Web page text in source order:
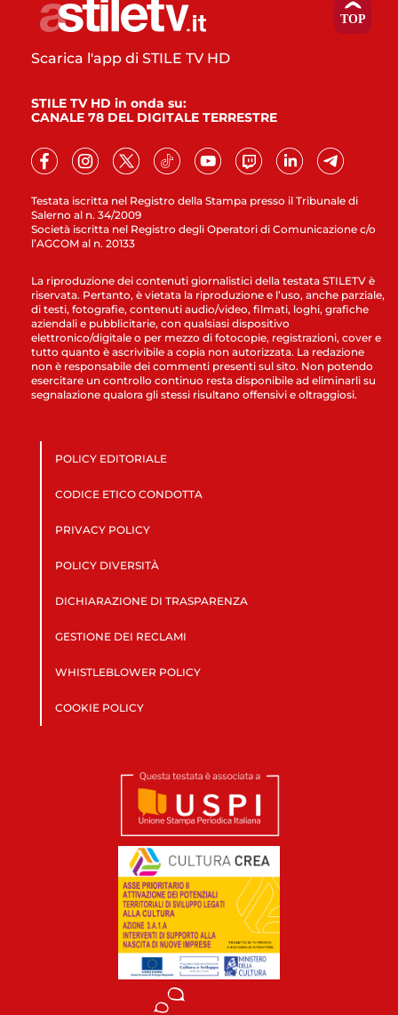
Testata iscritta nel Registro della Stampa presso il Tribunale di
Salerno al n. 34/2009
Società iscritta nel Registro degli Operatori di Comunicazione c/o
l’AGCOM al n. 20133
Scarica l'app di STILE TV HD
STILE TV HD in onda su:
CANALE 78 DEL DIGITALE TERRESTRE
La riproduzione dei contenuti giornalistici della testata STILETV è
riservata. Pertanto, è vietata la riproduzione e l’uso, anche parziale,
di testi, fotografie, contenuti audio/video, filmati, loghi, grafiche
aziendali e pubblicitarie, con qualsiasi dispositivo
elettronico/digitale o per mezzo di fotocopie, registrazioni, cover e
tutto quanto è ascrivibile a copia non autorizzata. La redazione
non è responsabile dei commenti presenti sul sito. Non potendo
esercitare un controllo continuo resta disponibile ad eliminarli su
segnalazione qualora gli stessi risultano offensivi e oltraggiosi.
POLICY EDITORIALE
CODICE ETICO CONDOTTA
PRIVACY POLICY
POLICY DIVERSITÀ
DICHIARAZIONE DI TRASPARENZA
GESTIONE DEI RECLAMI
WHISTLEBLOWER POLICY
COOKIE POLICY